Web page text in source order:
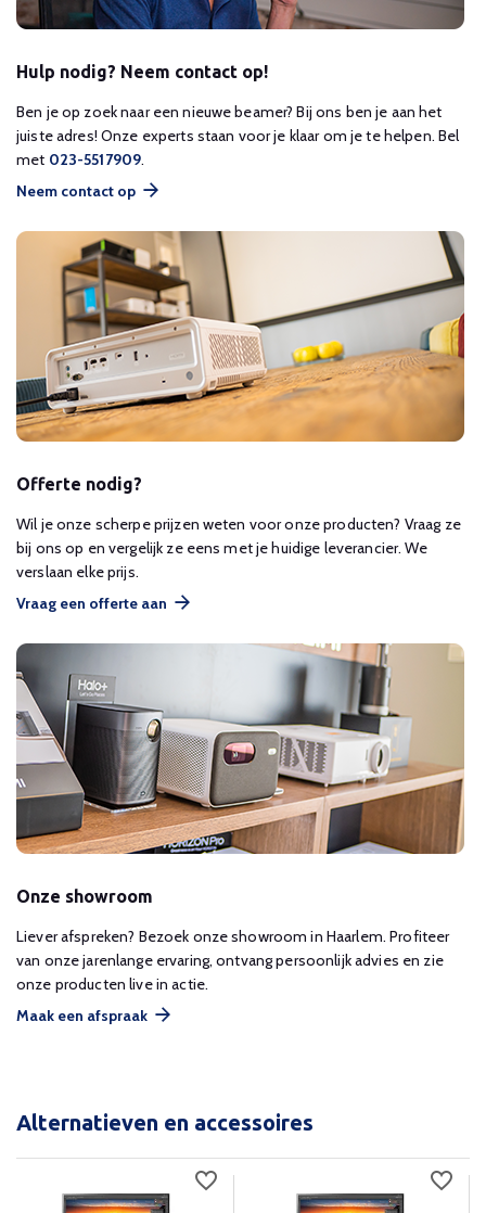
Hulp nodig? Neem contact op!
Ben je op zoek naar een nieuwe beamer? Bij ons ben je aan het
juiste adres! Onze experts staan voor je klaar om je te helpen. Bel
met 023-5517909.
Neem contact op
Offerte nodig?
Wil je onze scherpe prijzen weten voor onze producten? Vraag ze
bij ons op en vergelijk ze eens met je huidige leverancier. We
verslaan elke prijs.
Vraag een offerte aan
Onze showroom
Liever afspreken? Bezoek onze showroom in Haarlem. Profiteer
van onze jarenlange ervaring, ontvang persoonlijk advies en zie
onze producten live in actie.
Maak een afspraak
Alternatieven en accessoires